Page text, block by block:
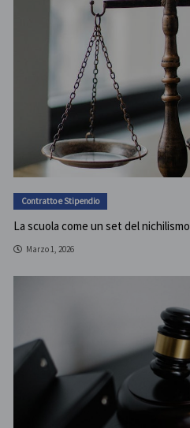
Contratto e Stipendio
La scuola come un set del nichilismo
Marzo 1, 2026